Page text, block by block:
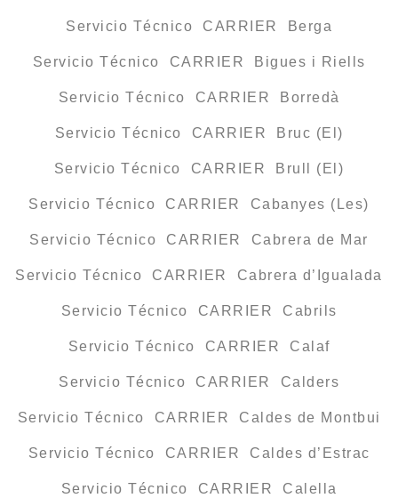
Servicio Técnico CARRIER Berga
Servicio Técnico CARRIER Bigues i Riells
Servicio Técnico CARRIER Borredà
Servicio Técnico CARRIER Bruc (El)
Servicio Técnico CARRIER Brull (El)
Servicio Técnico CARRIER Cabanyes (Les)
Servicio Técnico CARRIER Cabrera de Mar
Servicio Técnico CARRIER Cabrera d’Igualada
Servicio Técnico CARRIER Cabrils
Servicio Técnico CARRIER Calaf
Servicio Técnico CARRIER Calders
Servicio Técnico CARRIER Caldes de Montbui
Servicio Técnico CARRIER Caldes d’Estrac
Servicio Técnico CARRIER Calella